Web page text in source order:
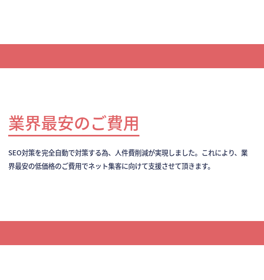
業界最安のご費用
SEO対策を完全自動で対策する為、人件費削減が実現しました。これにより、業
界最安の低価格のご費用でネット集客に向けて支援させて頂きます。